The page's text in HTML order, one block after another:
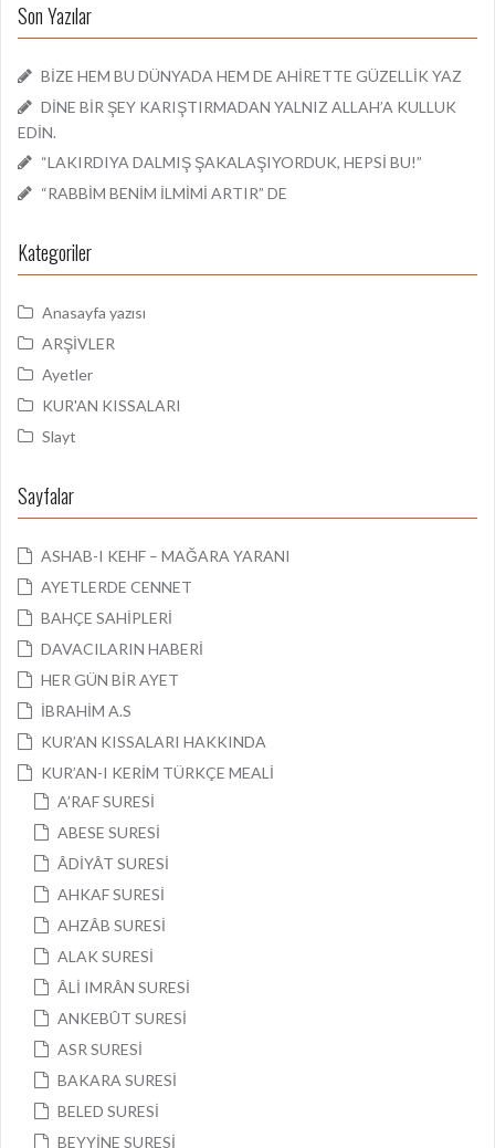
Son Yazılar
BİZE HEM BU DÜNYADA HEM DE AHİRETTE GÜZELLİK YAZ
DİNE BİR ŞEY KARIŞTIRMADAN YALNIZ ALLAH’A KULLUK
EDİN.
“LAKIRDIYA DALMIŞ ŞAKALAŞIYORDUK, HEPSİ BU!”
“RABBİM BENİM İLMİMİ ARTIR” DE
Kategoriler
Anasayfa yazısı
ARŞİVLER
Ayetler
KUR'AN KISSALARI
Slayt
Sayfalar
ASHAB-I KEHF – MAĞARA YARANI
AYETLERDE CENNET
BAHÇE SAHİPLERİ
DAVACILARIN HABERİ
HER GÜN BİR AYET
İBRAHİM A.S
KUR’AN KISSALARI HAKKINDA
KUR’AN-I KERİM TÜRKÇE MEALİ
A’RAF SURESİ
ABESE SURESİ
ÂDİYÂT SURESİ
AHKAF SURESİ
AHZÂB SURESİ
ALAK SURESİ
ÂLİ IMRÂN SURESİ
ANKEBÛT SURESİ
ASR SURESİ
BAKARA SURESİ
BELED SURESİ
BEYYİNE SURESİ